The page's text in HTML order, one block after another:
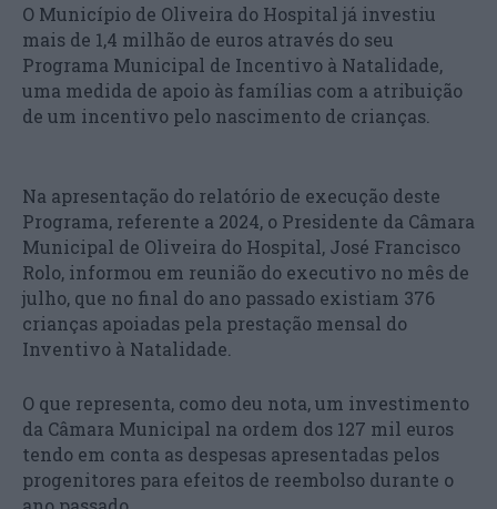
O Município de Oliveira do Hospital já investiu
mais de 1,4 milhão de euros através do seu
Programa Municipal de Incentivo à Natalidade,
uma medida de apoio às famílias com a atribuição
de um incentivo pelo nascimento de crianças.
Na apresentação do relatório de execução deste
Programa, referente a 2024, o Presidente da Câmara
Municipal de Oliveira do Hospital, José Francisco
Rolo, informou em reunião do executivo no mês de
julho, que no final do ano passado existiam 376
crianças apoiadas pela prestação mensal do
Inventivo à Natalidade.
O que representa, como deu nota, um investimento
da Câmara Municipal na ordem dos 127 mil euros
tendo em conta as despesas apresentadas pelos
progenitores para efeitos de reembolso durante o